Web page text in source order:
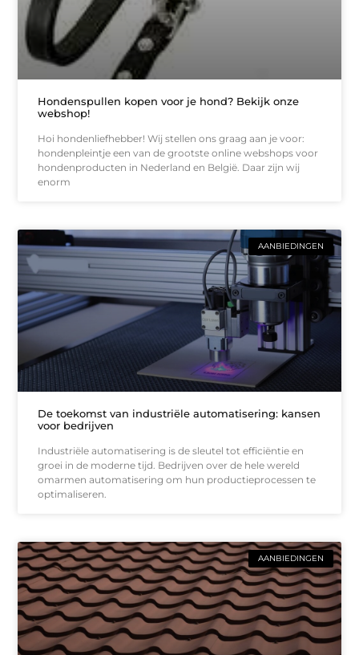
Hondenspullen kopen voor je hond? Bekijk onze
webshop!
Hoi hondenliefhebber! Wij stellen ons graag aan je voor:
hondenpleintje een van de grootste online webshops voor
hondenproducten in Nederland en België. Daar zijn wij
enorm
AANBIEDINGEN
De toekomst van industriële automatisering: kansen
voor bedrijven
Industriële automatisering is de sleutel tot efficiëntie en
groei in de moderne tijd. Bedrijven over de hele wereld
omarmen automatisering om hun productieprocessen te
optimaliseren.
AANBIEDINGEN